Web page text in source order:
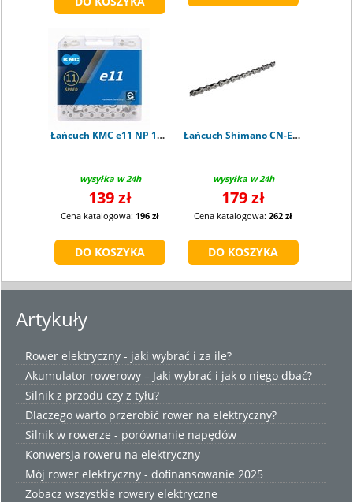
Łańcuch KMC e11 NP 11 rz - 122 ogniwa + CL555
wysyłka w 24h
139 zł
Cena katalogowa: 196 zł
Łańcuch Shimano CN-E8000 11s - 138 ogniw
wysyłka w 24h
179 zł
Cena katalogowa: 262 zł
Artykuły
Rower elektryczny - jaki wybrać i za ile?
Akumulator rowerowy – Jaki wybrać i jak o niego dbać?
Silnik z przodu czy z tyłu?
Dlaczego warto przerobić rower na elektryczny?
Silnik w rowerze - porównanie napędów
Konwersja roweru na elektryczny
Mój rower elektryczny - dofinansowanie 2025
Zobacz wszystkie rowery elektryczne